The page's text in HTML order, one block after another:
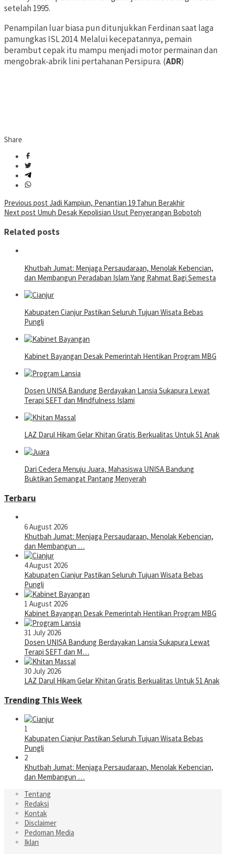
setelah 1995.
Penampilan luar biasa pun ditunjukkan Ferdinan saat laga
pamungkas ISL 2014. Melalui kecepatannya, pemain
berambut cepak itu mampu menjadi motor permainan dan
mengobrak-abrik lini pertahanan Persipura. (ADR)
Share
Post
navigation
Previous post Jadi Kampiun, Penantian 19 Tahun Berakhir
Next post Umuh Desak Kepolisian Usut Penyerangan Bobotoh
Related posts
Khutbah Jumat: Menjaga Persaudaraan, Menolak Kebencian,
dan Membangun Peradaban Islam Yang Rahmat Bagi Semesta
Kabupaten Cianjur Pastikan Seluruh Tujuan Wisata Bebas
Pungli
Kabinet Bayangan Desak Pemerintah Hentikan Program MBG
Dosen UNISA Bandung Berdayakan Lansia Sukapura Lewat
Terapi SEFT dan Mindfulness Islami
LAZ Darul Hikam Gelar Khitan Gratis Berkualitas Untuk 51 Anak
Dari Cedera Menuju Juara, Mahasiswa UNISA Bandung
Buktikan Semangat Pantang Menyerah
Terbaru
6 August 2026
Khutbah Jumat: Menjaga Persaudaraan, Menolak Kebencian,
dan Membangun …
4 August 2026
Kabupaten Cianjur Pastikan Seluruh Tujuan Wisata Bebas
Pungli
1 August 2026
Kabinet Bayangan Desak Pemerintah Hentikan Program MBG
31 July 2026
Dosen UNISA Bandung Berdayakan Lansia Sukapura Lewat
Terapi SEFT dan M…
30 July 2026
LAZ Darul Hikam Gelar Khitan Gratis Berkualitas Untuk 51 Anak
Trending This Week
1
Kabupaten Cianjur Pastikan Seluruh Tujuan Wisata Bebas
Pungli
2
Khutbah Jumat: Menjaga Persaudaraan, Menolak Kebencian,
dan Membangun …
Tentang
Redaksi
Kontak
Disclaimer
Pedoman Media
Iklan